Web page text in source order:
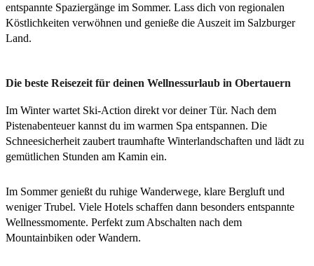
entspannte Spaziergänge im Sommer. Lass dich von regionalen
Köstlichkeiten verwöhnen und genieße die Auszeit im Salzburger
Land.
Die beste Reisezeit für deinen Wellnessurlaub in Obertauern
Im Winter wartet Ski-Action direkt vor deiner Tür. Nach dem
Pistenabenteuer kannst du im warmen Spa entspannen. Die
Schneesicherheit zaubert traumhafte Winterlandschaften und lädt zu
gemütlichen Stunden am Kamin ein.
Im Sommer genießt du ruhige Wanderwege, klare Bergluft und
weniger Trubel. Viele Hotels schaffen dann besonders entspannte
Wellnessmomente. Perfekt zum Abschalten nach dem
Mountainbiken oder Wandern.